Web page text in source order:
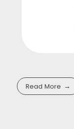
Read More